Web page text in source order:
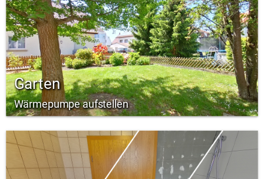
Garten
Wärmepumpe aufstellen